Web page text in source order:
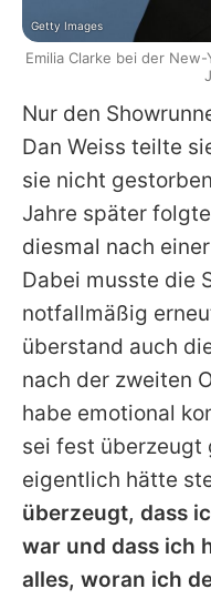
Nur den
Dan Weiss teilte
sie nicht
Jahre später
diesmal nach
Dabei musste die
notfallmäßig
überstand auch
nach der zweiten
habe emotional
sei fest überzeugt
eigentlich hätte
überzeugt, dass
war und dass ich
alles, woran ich
Getty Images
Emilia Clarke bei der